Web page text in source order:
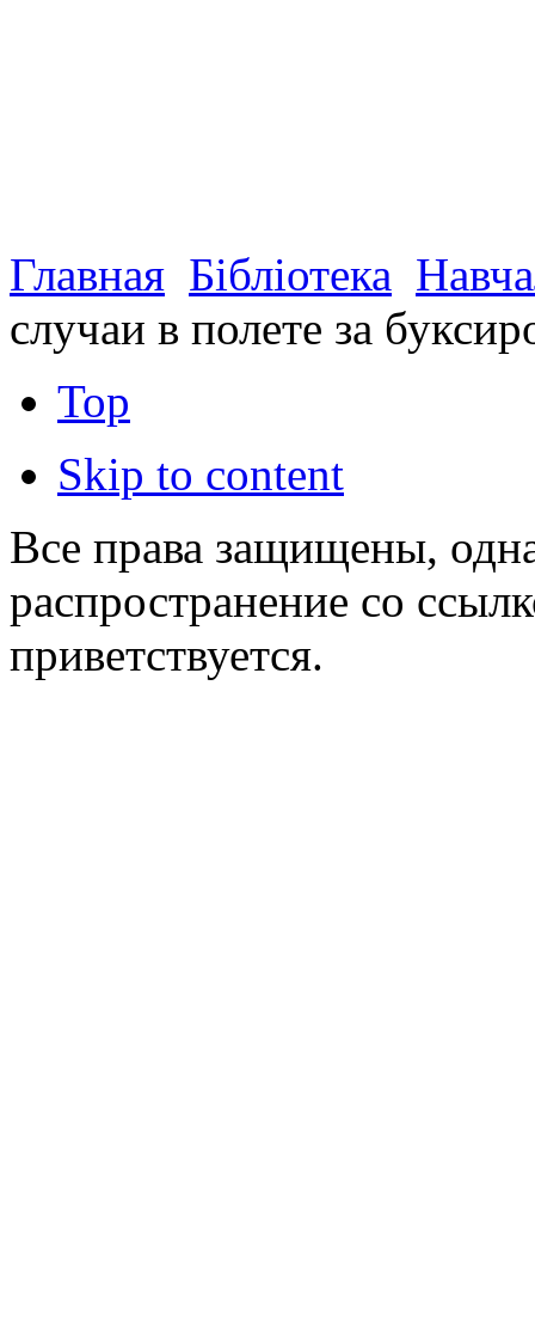
Главная Бібліотека
случаи в полете за
Top
Skip to content
Все права защищены,
распространение со
приветствуется.